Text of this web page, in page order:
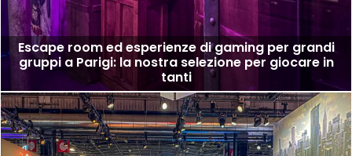
Escape room ed esperienze di gaming per grandi
gruppi a Parigi: la nostra selezione per giocare in
tanti